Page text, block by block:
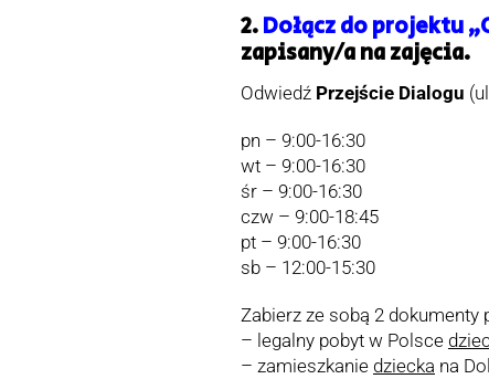
2.Dołącz do projektu
zapisany/a na zajęcia.
Odwiedź Przejście Dialogu
pn – 9:00-16:30
wt – 9:00-16:30
śr – 9:00-16:30
czw – 9:00-18:45
pt – 9:00-16:30
sb – 12:00-15:30
Zabierz ze sobą 2 dokumenty
– legalny pobyt w Polsce
– zamieszkanie dziecka na